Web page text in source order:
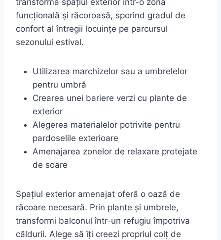
transformă spațiul exterior într-o zonă
funcțională și răcoroasă, sporind gradul de
confort al întregii locuințe pe parcursul
sezonului estival.
Utilizarea marchizelor sau a umbrelelor
pentru umbră
Crearea unei bariere verzi cu plante de
exterior
Alegerea materialelor potrivite pentru
pardoselile exterioare
Amenajarea zonelor de relaxare protejate
de soare
Spațiul exterior amenajat oferă o oază de
răcoare necesară. Prin plante și umbrele,
transformi balconul într-un refugiu împotriva
căldurii. Alege să îți creezi propriul colț de